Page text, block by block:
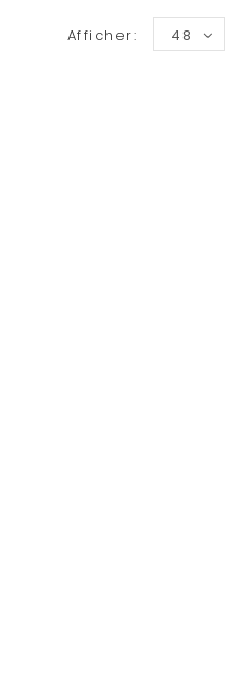
Afficher: 48